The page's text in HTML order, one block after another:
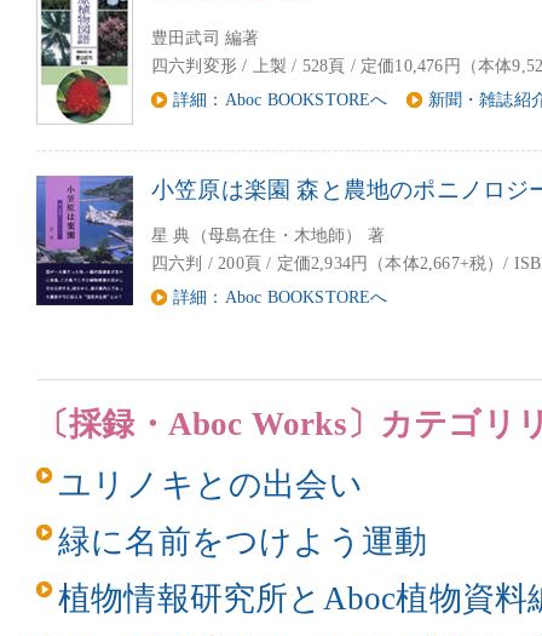
豊田武司 編著
四六判変形 / 上製 / 528頁 / 定価10,476円（本体
詳細：Aboc BOOKSTOREへ
新聞・雑誌紹
小笠原は楽園 森と農地のポニノロジ
星 典（母島在住・木地師） 著
四六判 / 200頁 / 定価2,934円（本体2,667+税）/
詳細：Aboc BOOKSTOREへ
〔採録・Aboc Works〕カテゴリ
ユリノキとの出会い
緑に名前をつけよう運動
植物情報研究所とAboc植物資料